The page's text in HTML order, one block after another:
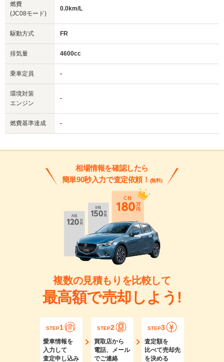
燃費
(JC08モード)
0.0km/L
駆動方式 FR
排気量 4600cc
乗車定員 -
環境対策
エンジン
-
燃費基準達成 -
相場情報を確認したら
簡単90秒入力で査定依頼！ (無料)
複数の見積もりを比較して
最高額で売却しよう!
STEP1
愛車情報を
入力して
査定申し込み
STEP2
買取店から
電話、メール
でご連絡
STEP3
査定額を
比べて売却先
を決める